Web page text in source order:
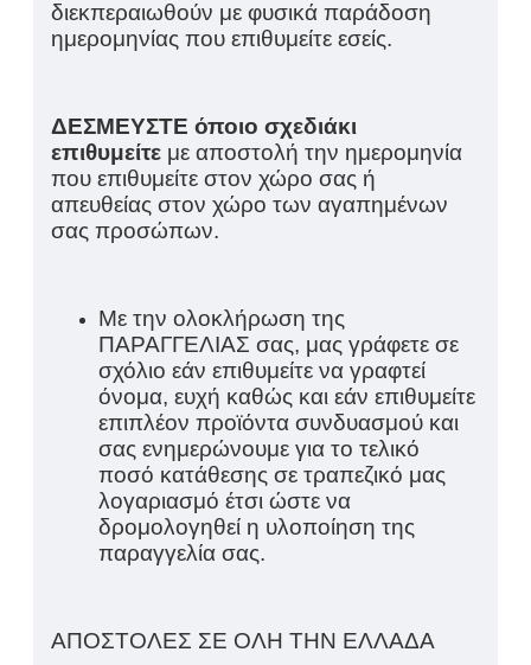
διεκπεραιωθούν με φυσικά παράδοση
ημερομηνίας που επιθυμείτε εσείς.
ΔΕΣΜΕΥΣΤΕ όποιο σχεδιάκι
επιθυμείτε με αποστολή την ημερομηνία
που επιθυμείτε στον χώρο σας ή
απευθείας στον χώρο των αγαπημένων
σας προσώπων.
Με την ολοκλήρωση της
ΠΑΡΑΓΓΕΛΙΑΣ σας, μας γράφετε σε
σχόλιο εάν επιθυμείτε να γραφτεί
όνομα, ευχή καθώς και εάν επιθυμείτε
επιπλέον προϊόντα συνδυασμού και
σας ενημερώνουμε για το τελικό
ποσό κατάθεσης σε τραπεζικό μας
λογαριασμό έτσι ώστε να
δρομολογηθεί η υλοποίηση της
παραγγελία σας.
ΑΠΟΣΤΟΛΕΣ ΣΕ ΟΛΗ ΤΗΝ ΕΛΛΑΔΑ